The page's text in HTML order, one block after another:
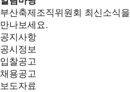
부산축제조직위원회 최신소식을
만나보세요.
공지사항
공시정보
입찰공고
채용공고
보도자료